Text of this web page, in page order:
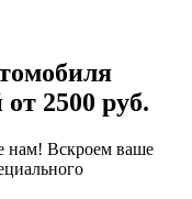
2500 руб.
нам! Вскроем ваше